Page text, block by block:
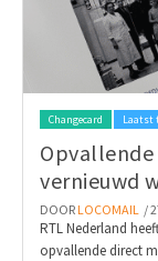
Changecard Laatst
vernieuwd
DOOR LOCOMAIL /
RTL Nederland
opvallende direct